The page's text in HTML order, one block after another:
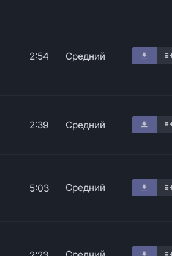
2:54 Средний
2:39 Средний
5:03 Средний